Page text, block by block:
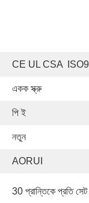
CE UL CSA
একক স্ক্রু
পি ই
নতুন
AORUI
30 প্রান্তিকে প্রতি সেট